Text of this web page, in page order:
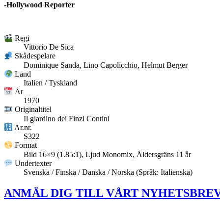
-Hollywood Reporter
Regi
Vittorio De Sica
Skådespelare
Dominique Sanda, Lino Capolicchio, Helmut Berger
Land
Italien / Tyskland
År
1970
Originaltitel
Il giardino dei Finzi Contini
Ar.nr.
S322
Format
Bild 16×9 (1.85:1), Ljud Monomix, Åldersgräns 11 år
Undertexter
Svenska / Finska / Danska / Norska (Språk: Italienska)
ANMÄL DIG TILL VÅRT